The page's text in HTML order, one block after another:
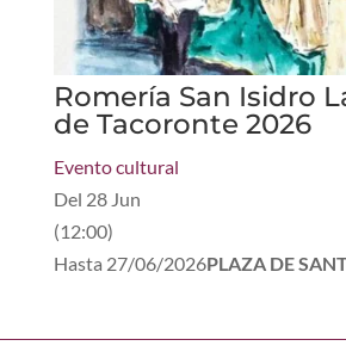
Romería San Isidro
de Tacoronte 2026
Evento cultural
Del 28 Jun
(12:00)
Hasta 27/06/2026PLAZA DE